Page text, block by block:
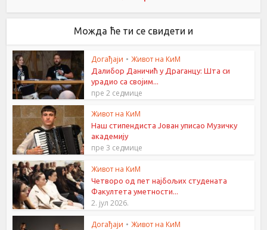
Можда ће ти се свидети и
Догађаји • Живот на КиМ
Далибор Даничић у Драганцу: Шта си
урадио са својим...
пре 2 седмице
Живот на КиМ
Наш стипендиста Јован уписао Музичку
академију
пре 3 седмице
Живот на КиМ
Четворо од пет најбољих студената
Факултета уметности...
2. јул 2026.
Догађаји • Живот на КиМ